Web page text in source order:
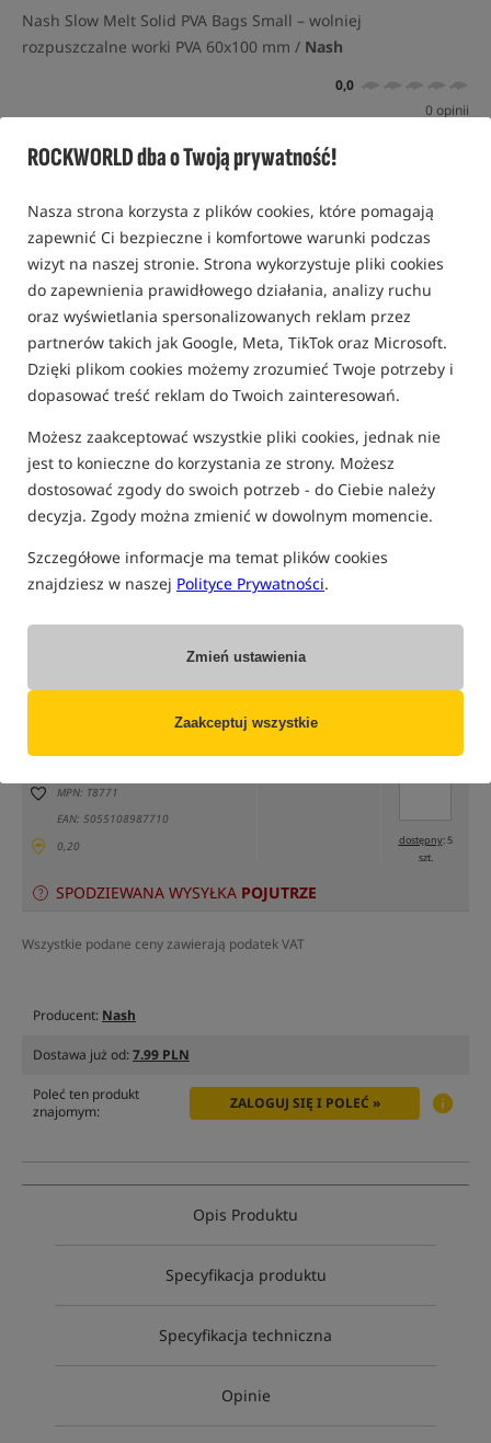
ROCKWORLD dba o Twoją prywatność!
Nasza strona korzysta z plików cookies, które pomagają
zapewnić Ci bezpieczne i komfortowe warunki podczas
wizyt na naszej stronie. Strona wykorzystuje pliki cookies
do zapewnienia prawidłowego działania, analizy ruchu
oraz wyświetlania spersonalizowanych reklam przez
partnerów takich jak Google, Meta, TikTok oraz Microsoft.
Dzięki plikom cookies możemy zrozumieć Twoje potrzeby i
dopasować treść reklam do Twoich zainteresowań.
Możesz zaakceptować wszystkie pliki cookies, jednak nie
jest to konieczne do korzystania ze strony. Możesz
dostosować zgody do swoich potrzeb - do Ciebie należy
decyzja. Zgody można zmienić w dowolnym momencie.
Szczegółowe informacje ma temat plików cookies
znajdziesz w naszej Polityce Prywatności.
Zmień ustawienia
Zaakceptuj wszystkie
Nash Slow Melt Solid PVA Bags Small – wolniej
rozpuszczalne worki PVA 60x100 mm / Nash
0,0
0 opinii
Nowość!
"naszym magazynie"
Cena PLN
rozmiar 100x60 mm
MPN: T8771
EAN: 5055108987710
0,20
21.99 Podaj ilość:
dostępny: 5
szt.
SPODZIEWANA WYSYŁKA POJUTRZE
Wszystkie podane ceny zawierają podatek VAT
Producent: Nash
Dostawa już od:7.99 PLN
Poleć ten produkt
znajomym:
ZALOGUJ SIĘ I POLEĆ »
Opis Produktu
Specyfikacja produktu
Specyfikacja techniczna
Opinie